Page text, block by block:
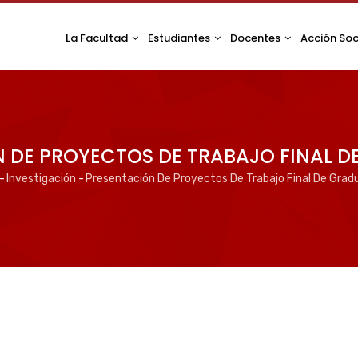
La Facultad Estudiantes Docentes Acción
DE PROYECTOS DE TRABAJO FINAL
- Investigación - Presentación De Proyectos De Trabajo Final De